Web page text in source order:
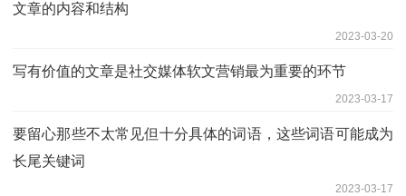
文章的内容和结构
2023-03-20
写有价值的文章是社交媒体软文营销最为重要的环节
2023-03-17
要留心那些不太常见但十分具体的词语，这些词语可能成为
长尾关键词
2023-03-17